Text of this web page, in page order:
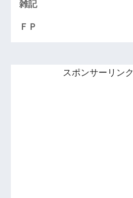
雑記
ＦＰ
スポンサーリンク